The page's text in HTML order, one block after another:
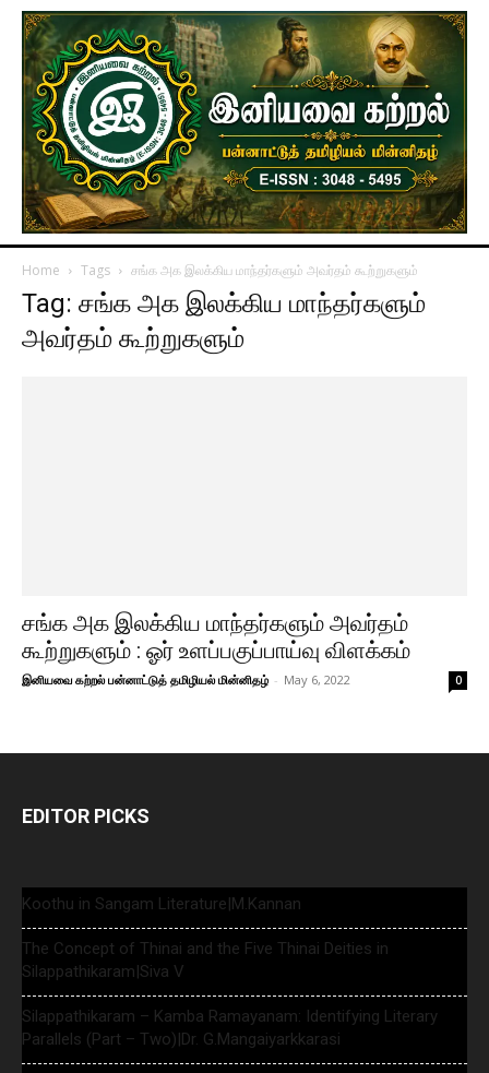
Home Tags சங்க அக இலக்கிய மாந்தர்களும் அவர்தம் கூற்றுகளும்
Tag: சங்க அக இலக்கிய மாந்தர்களும்
அவர்தம் கூற்றுகளும்
சங்க அக இலக்கிய மாந்தர்களும் அவர்தம்
கூற்றுகளும் : ஓர் உளப்பகுப்பாய்வு விளக்கம்
இனியவை கற்றல் பன்னாட்டுத் தமிழியல் மின்னிதழ் - May 6, 2022 0
EDITOR PICKS
Koothu in Sangam Literature|M.Kannan
The Concept of Thinai and the Five Thinai Deities in
Silappathikaram|Siva V
Silappathikaram – Kamba Ramayanam: Identifying Literary
Parallels (Part – Two)|Dr. G.Mangaiyarkkarasi